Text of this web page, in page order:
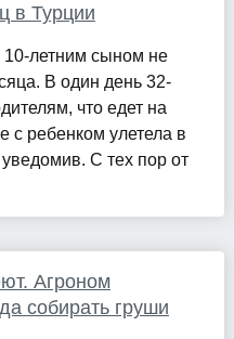
в Турции
летним сыном не
В один день 32-
что едет на
с ребенком улетела в
С тех пор от
Агроном
собирать груши